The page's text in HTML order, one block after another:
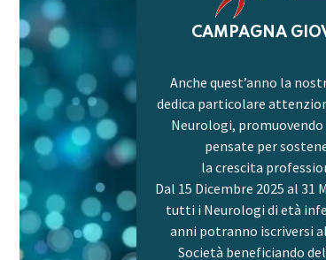
CAMPAGNA
Anche quest’anno la
dedica particolare
Neurologi,
pensate per
la crescita
Dal 15 Dicembre 2025 al 31
tutti i Neurologi di età
anni potranno iscriversi
Società beneficiando